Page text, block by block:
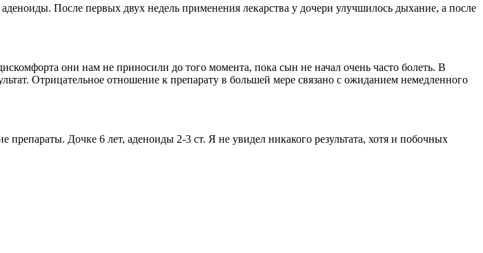
После первых двух недель применения лекарства у дочери улучшилось дыхание, а после
они нам не приносили до того момента, пока сын не начал очень часто болеть. В
Отрицательное отношение к препарату в большей мере связано с ожиданием немедленного
Дочке 6 лет, аденоиды 2-3 ст. Я не увидел никакого результата, хотя и побочных